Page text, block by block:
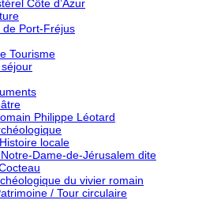
Côte d’Azur
de Port-Fréjus
Tourisme
Philippe Léotard
locale
Dame-de-Jérusalem dite
du vivier romain
/ Tour circulaire